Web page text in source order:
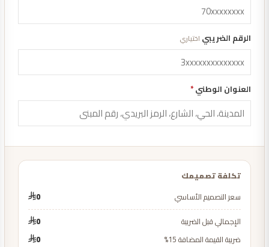
الرقم الضريبي اختياري
العنوان الوطني*
تكلفة تصميمك
سعر التصميم الأساسي
0
الإجمالي قبل الضريبة
0
ضريبة القيمة المضافة 15%
0